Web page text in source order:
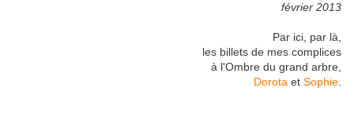
février 2013
Par ici, par là,
les billets de mes complices
à l'Ombre du grand arbre,
Dorota et Sophie